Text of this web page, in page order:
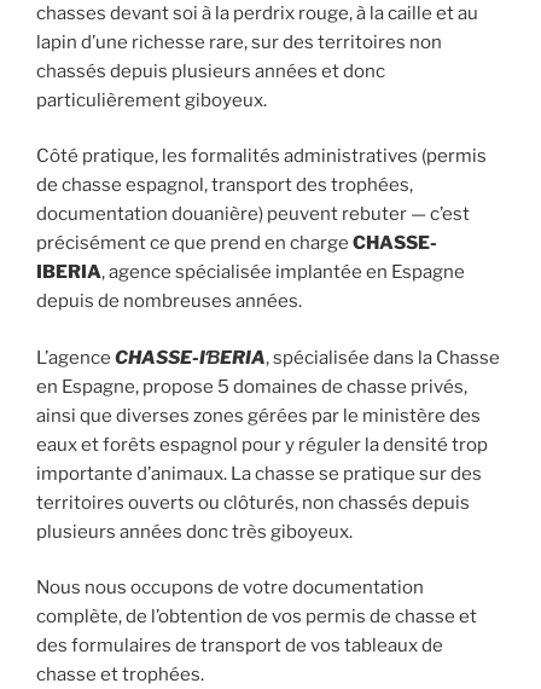
chasses devant soi à la perdrix rouge, à la caille et au
lapin d’une richesse rare, sur des territoires non
chassés depuis plusieurs années et donc
particulièrement giboyeux.
Côté pratique, les formalités administratives (permis
de chasse espagnol, transport des trophées,
documentation douanière) peuvent rebuter — c’est
précisément ce que prend en charge CHASSE-
IBERIA, agence spécialisée implantée en Espagne
depuis de nombreuses années.
L’agence CHASSE-IƁERIA, spécialisée dans la Chasse
en Espagne, propose 5 domaines de chasse privés,
ainsi que diverses zones gérées par le ministère des
eaux et forêts espagnol pour y réguler la densité trop
importante d’animaux. La chasse se pratique sur des
territoires ouverts ou clôturés, non chassés depuis
plusieurs années donc très giboyeux.
Nous nous occupons de votre documentation
complète, de l’obtention de vos permis de chasse et
des formulaires de transport de vos tableaux de
chasse et trophées.